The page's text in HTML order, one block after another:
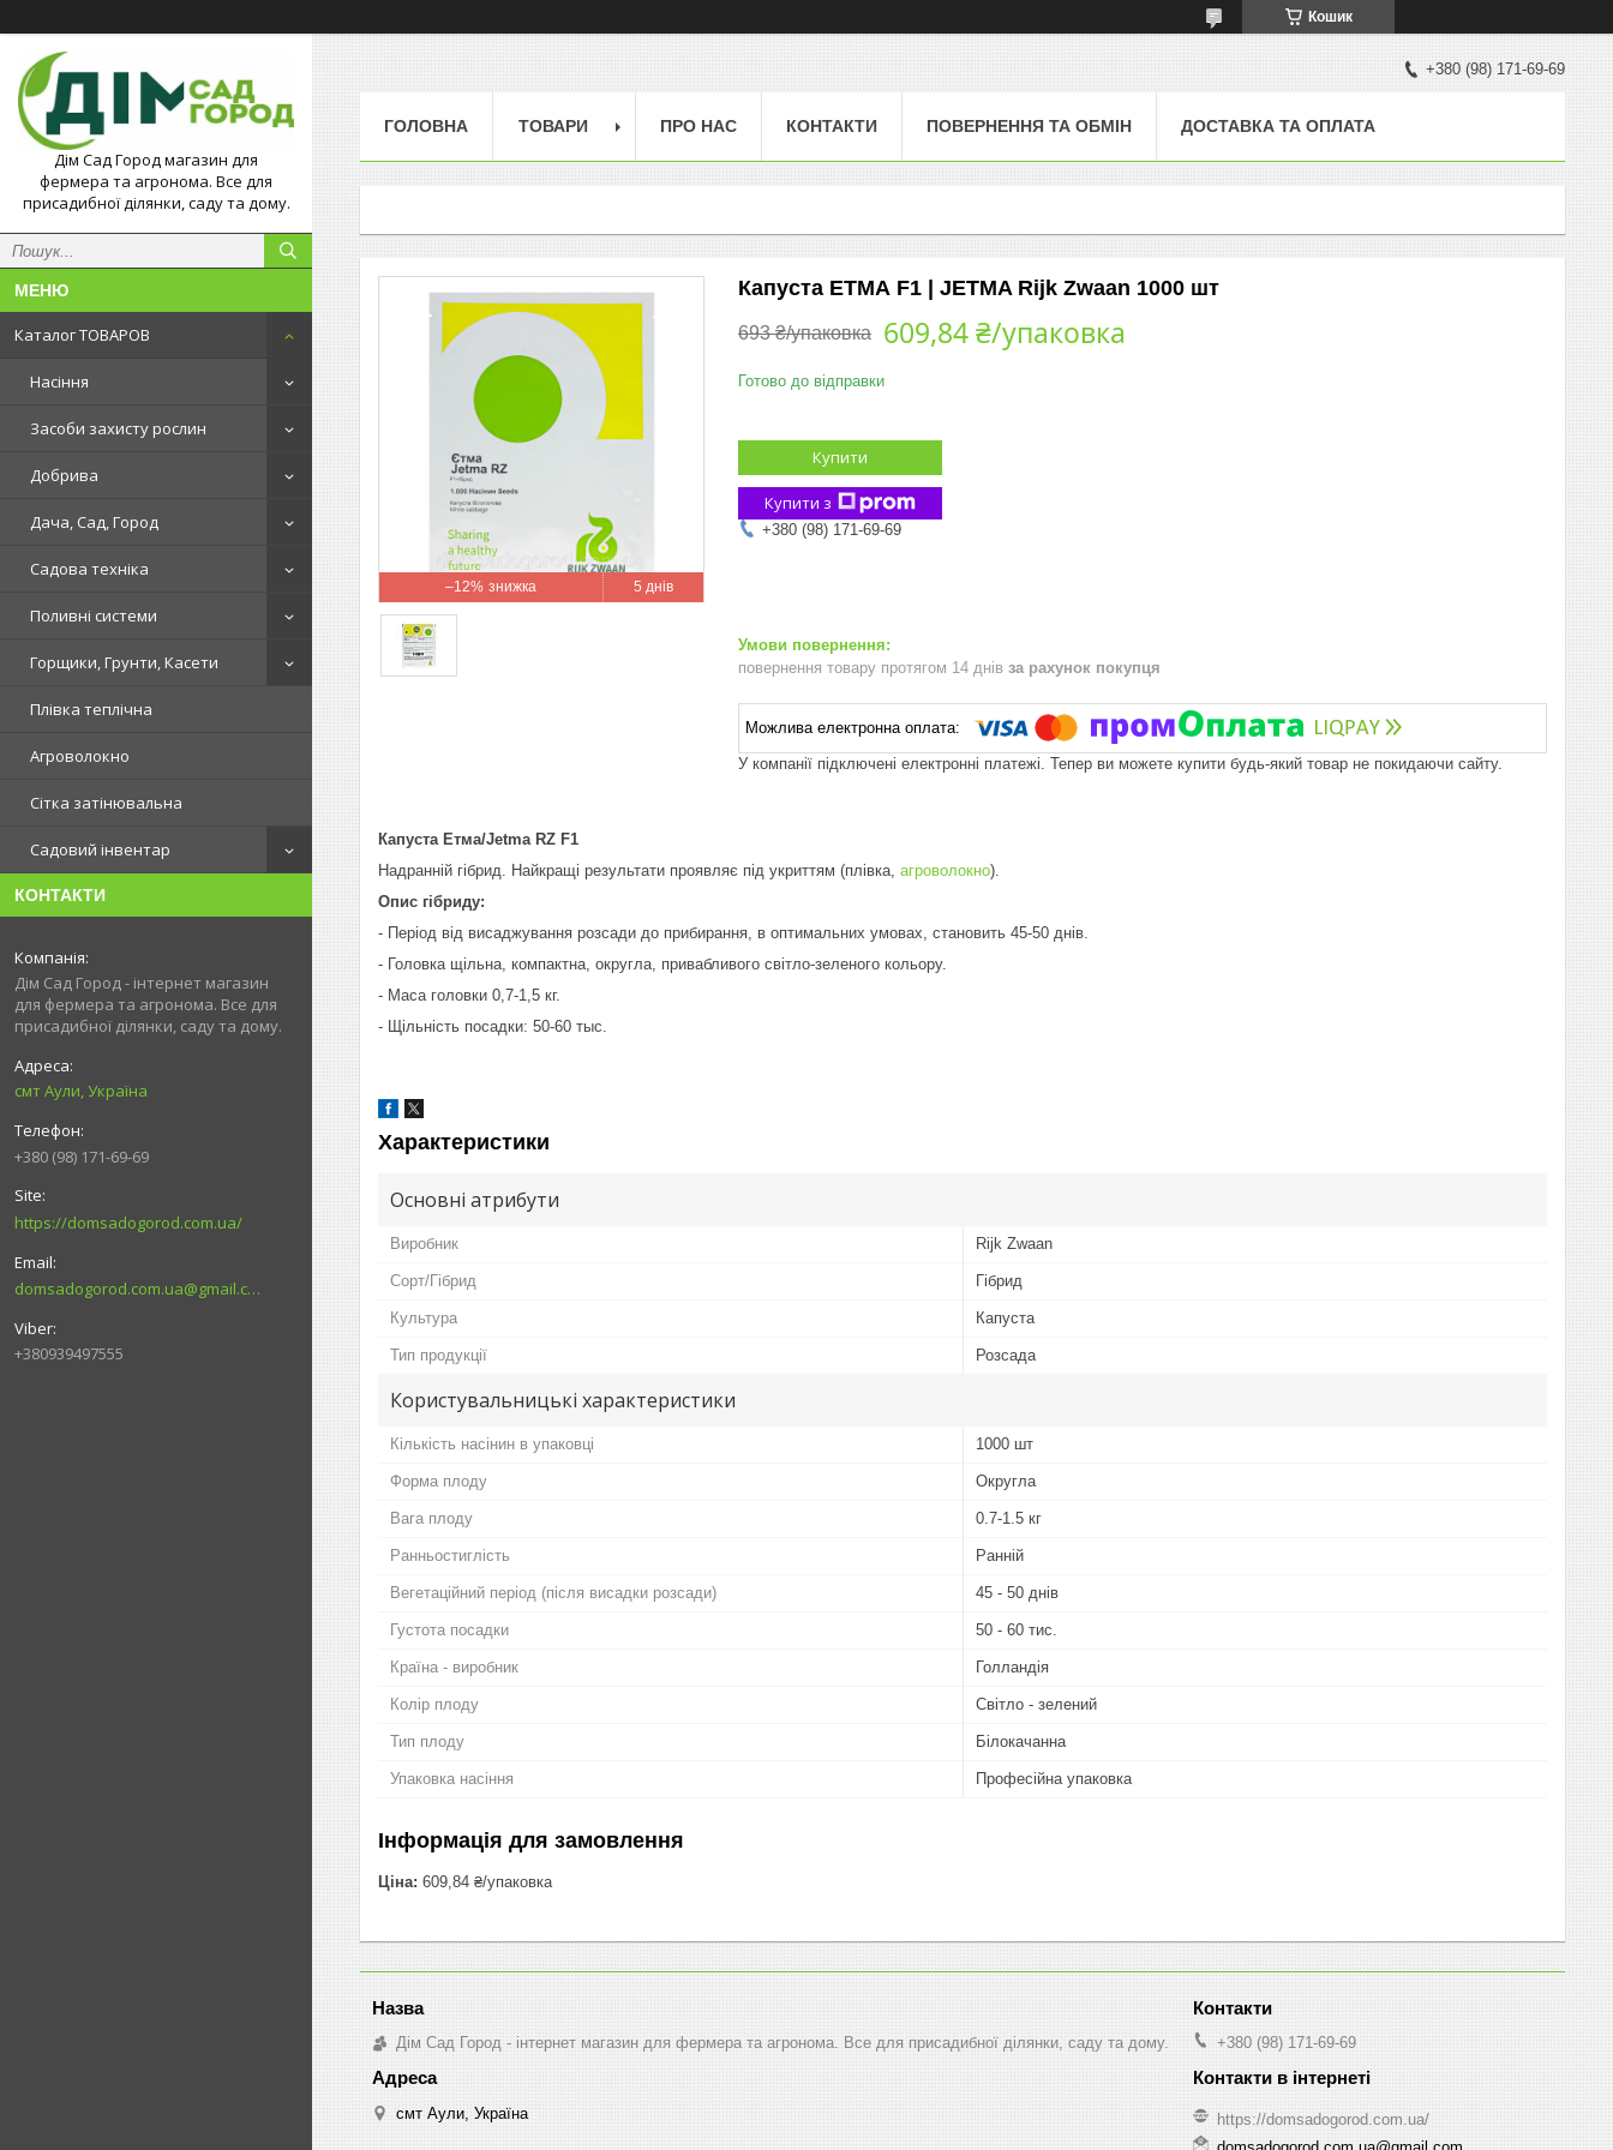
Кошик
Дім Сад Город магазин для
фермера та агронома. Все для
присадибної ділянки, саду та дому.
Каталог ТОВАРОВ
Насіння
Засоби захисту рослин
Добрива
Дача, Сад, Город
Садова техніка
Поливні системи
Горщики, Грунти, Касети
Плівка теплічна
Агроволокно
Сітка затінювальна
Садовий інвентар
КОНТАКТИ
Дім Сад Город - інтернет магазин
для фермера та агронома. Все для
присадибної ділянки, саду та дому.
смт Аули, Україна
+380 (98) 171-69-69
https://domsadogorod.com.ua/
domsadogorod.com.ua@gmail.com
+380939497555
+380 (98) 171-69-69
ГОЛОВНА ТОВАРИ ПРО НАС КОНТАКТИ ПОВЕРНЕННЯ ТА ОБМІН ДОСТАВКА ТА ОПЛАТА
–12% 5 днів
Капуста ЕТМА F1 | JETMA Rijk Zwaan 1000 шт
693 ₴/упаковка 609,84 ₴/упаковка
Готово до відправки
Купити
Купити з
+380 (98) 171-69-69
повернення товару протягом 14 днів за рахунок покупця
У компанії підключені електронні платежі. Тепер ви можете купити будь-який товар не покидаючи сайту.
Капуста Етма/Jetma RZ F1
Надранній гібрид. Найкращі результати проявляє під укриттям (плівка, агроволокно).
Опис гібриду:
- Період від висаджування розсади до прибирання, в оптимальних умовах, становить 45-50 днів.
- Головка щільна, компактна, округла, привабливого світло-зеленого кольору.
- Маса головки 0,7-1,5 кг.
- Щільність посадки: 50-60 тыс.
Характеристики
Основні атрибути
Виробник Rijk Zwaan
Сорт/Гібрид Гібрид
Культура Капуста
Тип продукції Розсада
Користувальницькі характеристики
Кількість насінин в упаковці 1000 шт
Форма плоду Округла
Вага плоду 0.7-1.5 кг
Ранньостиглість Ранній
Вегетаційний період (після висадки розсади) 45 - 50 днів
Густота посадки 50 - 60 тис.
Країна - виробник Голландія
Колір плоду Світло - зелений
Тип плоду Білокачанна
Упаковка насіння Професійна упаковка
Інформація для замовлення
Ціна: 609,84 ₴/упаковка
Дім Сад Город - інтернет магазин для фермера та агронома. Все для присадибної ділянки, саду та дому.
смт Аули, Україна
+380 (98) 171-69-69
https://domsadogorod.com.ua/